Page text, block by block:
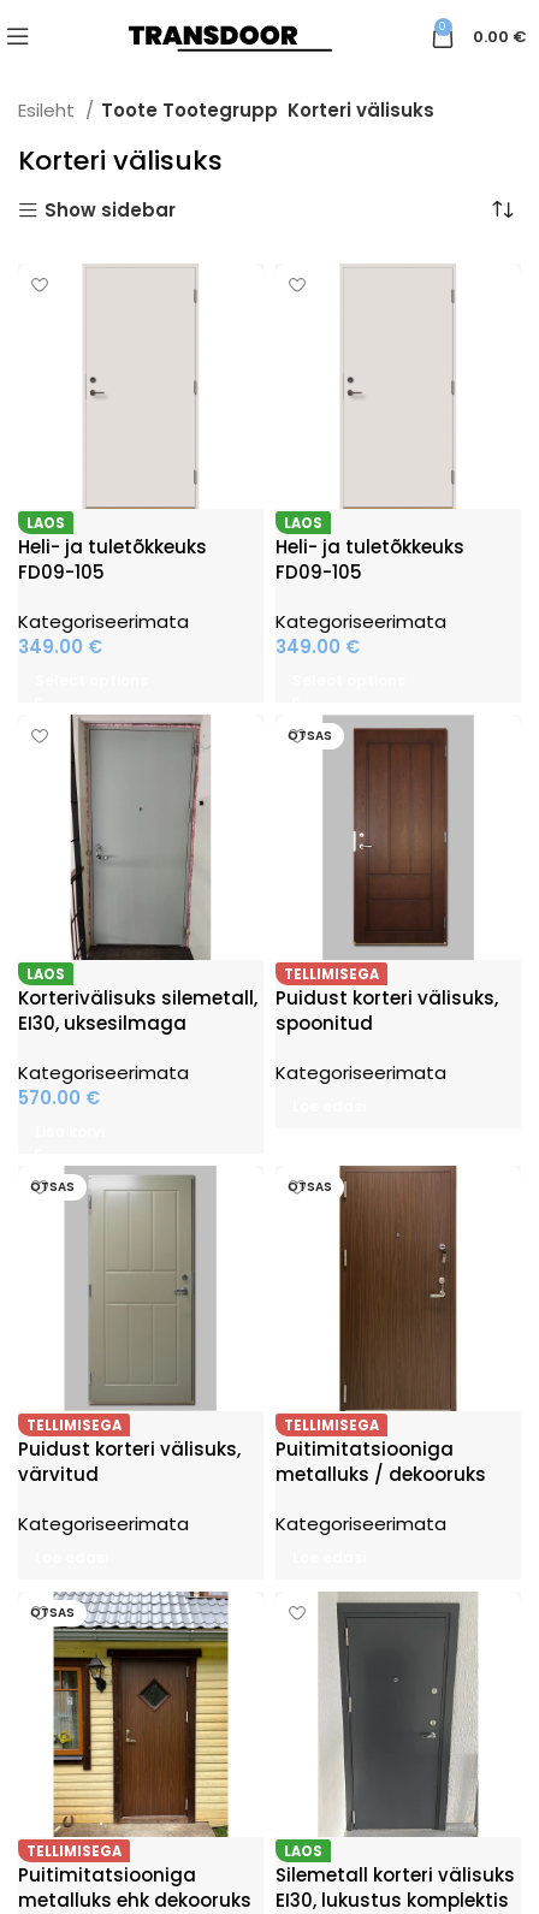
0 0.00 €
Esileht Toote Tootegrupp Korteri välisuks
Korteri välisuks
Show sidebar
LAOS
Heli- ja tuletõkkeuks
FD09-105
Kategoriseerimata
349.00 €
LAOS
Heli- ja tuletõkkeuks
FD09-105
Kategoriseerimata
349.00 €
LAOS
Korterivälisuks silemetall,
EI30, uksesilmaga
Kategoriseerimata
570.00 €
OTSAS
TELLIMISEGA
Puidust korteri välisuks,
spoonitud
Kategoriseerimata
OTSAS
TELLIMISEGA
Puidust korteri välisuks,
värvitud
Kategoriseerimata
OTSAS
TELLIMISEGA
Puitimitatsiooniga
metalluks / dekooruks
Kategoriseerimata
OTSAS
TELLIMISEGA
Puitimitatsiooniga
metalluks ehk dekooruks
LAOS
Silemetall korteri välisuks
EI30, lukustus komplektis